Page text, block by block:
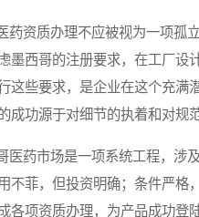
资质办理不应被视为一项孤
墨西哥的注册要求，在工厂
这些要求，是企业在这个充
成功源于对细节的执着和对规
药市场是一项系统工程，涉
不菲，但投资明确；条件严
各项资质办理，为产品成功